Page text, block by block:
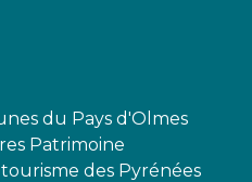
du Pays d'Olmes
Patrimoine
des Pyrénées